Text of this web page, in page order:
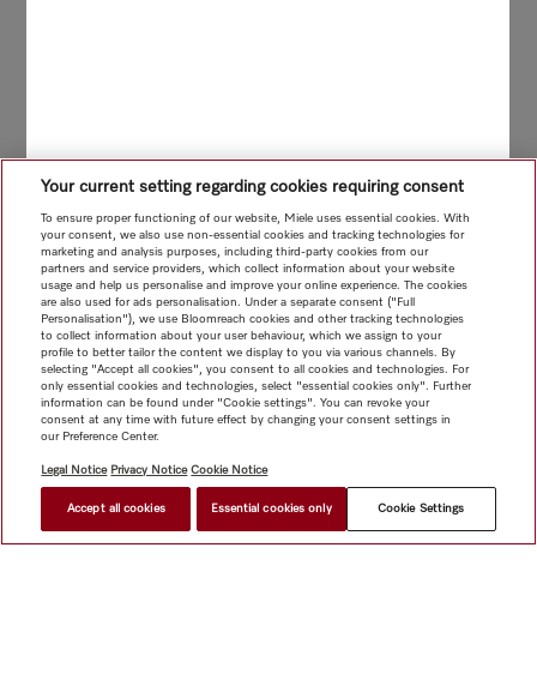
Your current setting regarding cookies requiring consent
To ensure proper functioning of our website, Miele uses essential cookies. With
your consent, we also use non-essential cookies and tracking technologies for
marketing and analysis purposes, including third-party cookies from our
partners and service providers, which collect information about your website
usage and help us personalise and improve your online experience. The cookies
are also used for ads personalisation. Under a separate consent ("Full
Personalisation"), we use Bloomreach cookies and other tracking technologies
to collect information about your user behaviour, which we assign to your
profile to better tailor the content we display to you via various channels. By
selecting "Accept all cookies", you consent to all cookies and technologies. For
only essential cookies and technologies, select "essential cookies only". Further
information can be found under "Cookie settings". You can revoke your
consent at any time with future effect by changing your consent settings in
our Preference Center.
Legal Notice Privacy Notice Cookie Notice
Accept all cookies Essential cookies only Cookie Settings